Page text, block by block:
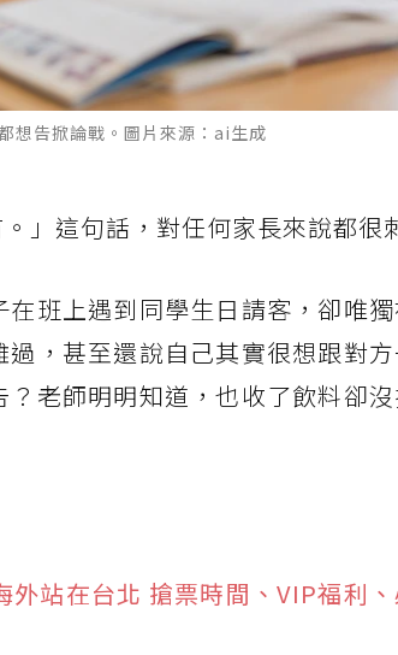
想告掀論戰。圖片來源：ai生成
」這句話，對任何家長來說都很
班上遇到同學生日請客，卻唯
，甚至還說自己其實很想跟對
？老師明明知道，也收了飲料卻
站在台北 搶票時間、VIP福利